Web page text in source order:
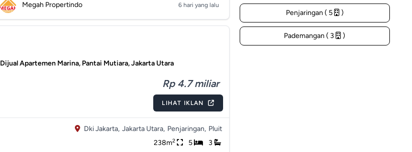
Megah Propertindo 6 hari yang lalu
Dijual Apartemen Marina, Pantai Mutiara, Jakarta Utara
Rp 4.7 miliar
LIHAT IKLAN
Dki Jakarta, Jakarta Utara, Penjaringan, Pluit
238m2 5 3
Penjaringan ( 5 )
Pademangan ( 3 )